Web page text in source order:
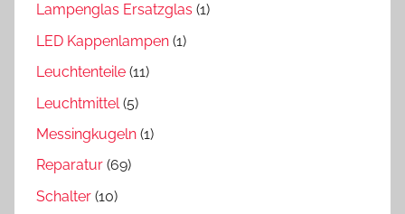
Lampenglas Ersatzglas (1)
LED Kappenlampen (1)
Leuchtenteile (11)
Leuchtmittel (5)
Messingkugeln (1)
Reparatur (69)
Schalter (10)